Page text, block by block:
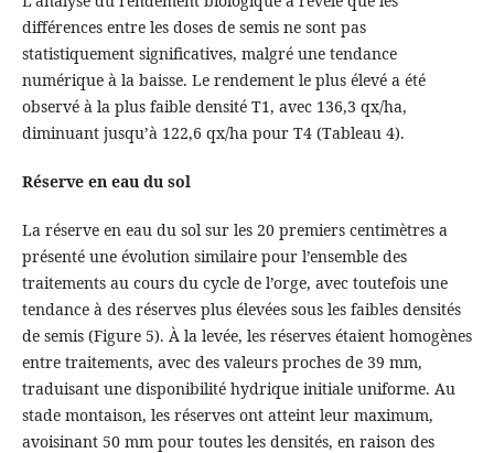
différences entre les doses de semis ne sont pas
statistiquement significatives, malgré une tendance
numérique à la baisse. Le rendement le plus élevé a été
observé à la plus faible densité T1, avec 136,3 qx/ha,
diminuant jusqu’à 122,6 qx/ha pour T4 (Tableau 4).
Réserve en eau du sol
La réserve en eau du sol sur les 20 premiers centimètres a
présenté une évolution similaire pour l’ensemble des
traitements au cours du cycle de l’orge, avec toutefois une
tendance à des réserves plus élevées sous les faibles densités
de semis (Figure 5). À la levée, les réserves étaient homogènes
entre traitements, avec des valeurs proches de 39 mm,
traduisant une disponibilité hydrique initiale uniforme. Au
stade montaison, les réserves ont atteint leur maximum,
avoisinant 50 mm pour toutes les densités, en raison des